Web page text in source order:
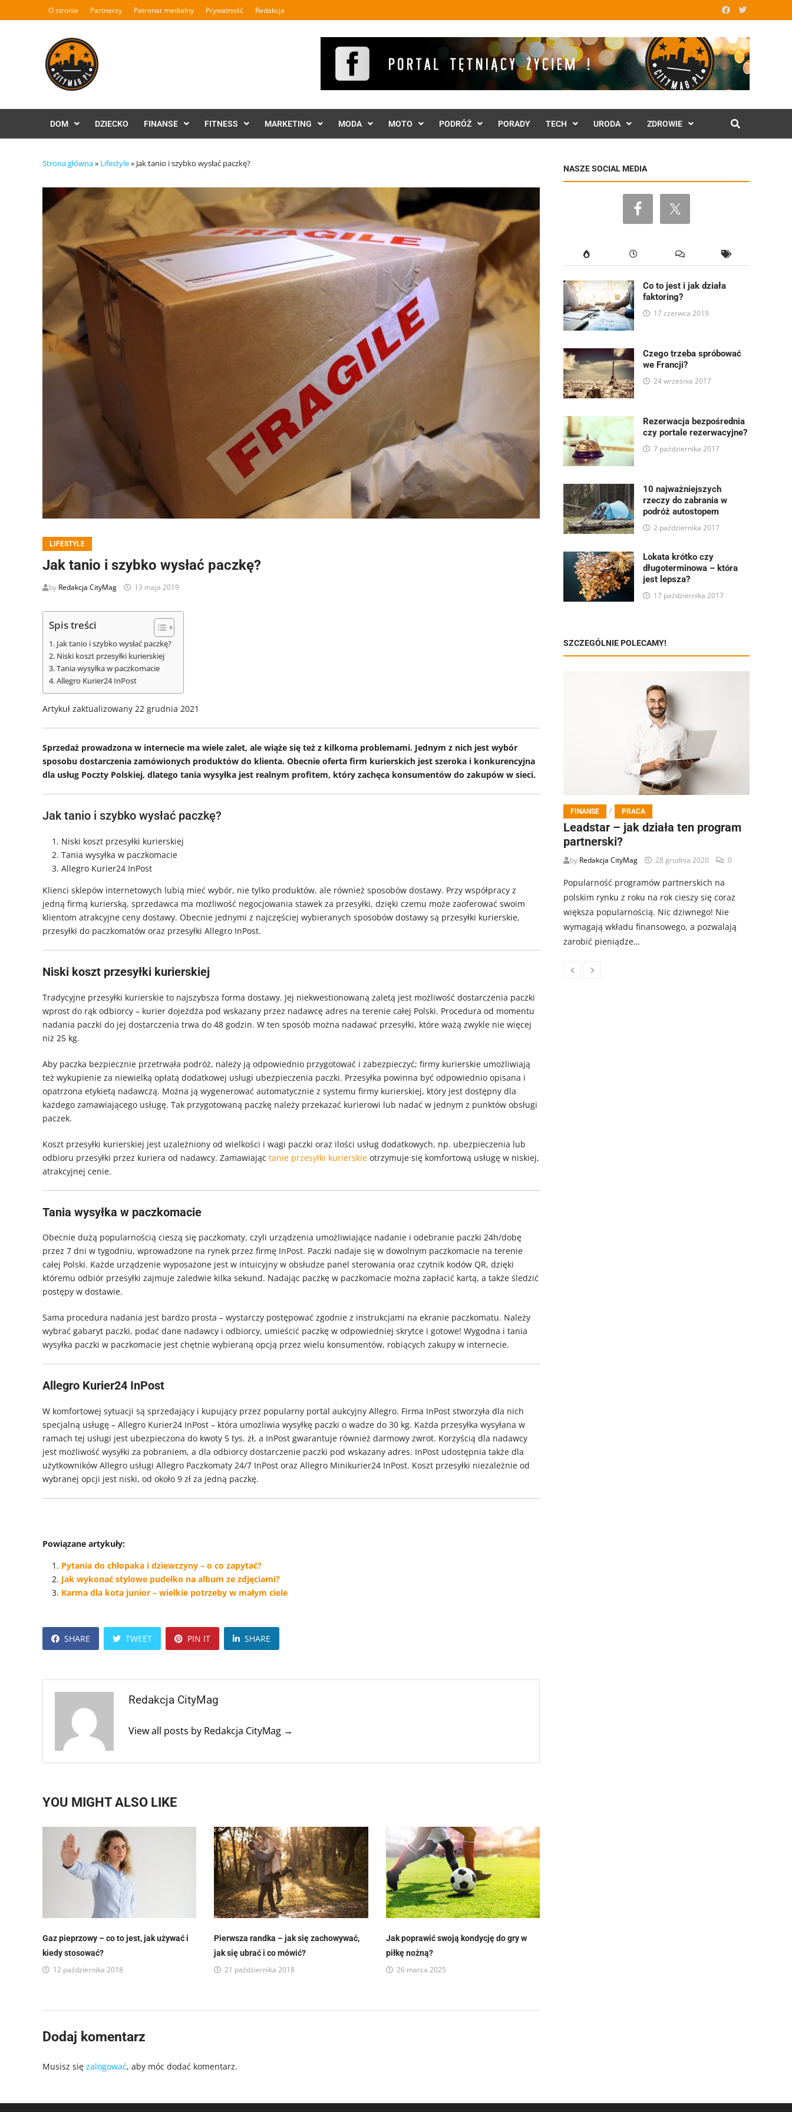
to
O stronie Partnerzy Patronat medialny Prywatność Redakcja
DOM DZIECKO FINANSE FITNESS MARKETING MODA MOTO PODRÓŻ PORADY TECH URODA ZDROWIE
Strona główna» Lifestyle» Jak tanio i szybko wysłać paczkę?
LIFESTYLE
Jak tanio i szybko wysłać paczkę?
by Redakcja CityMag 13 maja 2019
Spis treści
Jak tanio i szybko wysłać paczkę?
Niski koszt przesyłki kurierskiej
Tania wysyłka w paczkomacie
Allegro Kurier24 InPost
Artykuł zaktualizowany 22 grudnia 2021
Sprzedaż prowadzona w internecie ma wiele zalet, ale wiąże się też z kilkoma problemami. Jednym z nich jest wybór
sposobu dostarczenia zamówionych produktów do klienta. Obecnie oferta firm kurierskich jest szeroka i konkurencyjna
dla usług Poczty Polskiej, dlatego tania wysyłka jest realnym profitem, który zachęca konsumentów do zakupów w sieci.
Jak tanio i szybko wysłać paczkę?
Niski koszt przesyłki kurierskiej
Tania wysyłka w paczkomacie
Allegro Kurier24 InPost
Klienci sklepów internetowych lubią mieć wybór, nie tylko produktów, ale również sposobów dostawy. Przy współpracy z
jedną firmą kurierską, sprzedawca ma możliwość negocjowania stawek za przesyłki, dzięki czemu może zaoferować swoim
klientom atrakcyjne ceny dostawy. Obecnie jednymi z najczęściej wybieranych sposobów dostawy są przesyłki kurierskie,
przesyłki do paczkomatów oraz przesyłki Allegro InPost.
Niski koszt przesyłki kurierskiej
Tradycyjne przesyłki kurierskie to najszybsza forma dostawy. Jej niekwestionowaną zaletą jest możliwość dostarczenia paczki
wprost do rąk odbiorcy – kurier dojeżdża pod wskazany przez nadawcę adres na terenie całej Polski. Procedura od momentu
nadania paczki do jej dostarczenia trwa do 48 godzin. W ten sposób można nadawać przesyłki, które ważą zwykle nie więcej
niż 25 kg.
Aby paczka bezpiecznie przetrwała podróż, należy ją odpowiednio przygotować i zabezpieczyć; firmy kurierskie umożliwiają
też wykupienie za niewielką opłatą dodatkowej usługi ubezpieczenia paczki. Przesyłka powinna być odpowiednio opisana i
opatrzona etykietą nadawczą. Można ją wygenerować automatycznie z systemu firmy kurierskiej, który jest dostępny dla
każdego zamawiającego usługę. Tak przygotowaną paczkę należy przekazać kurierowi lub nadać w jednym z punktów obsługi
paczek.
Koszt przesyłki kurierskiej jest uzależniony od wielkości i wagi paczki oraz ilości usług dodatkowych, np. ubezpieczenia lub
odbioru przesyłki przez kuriera od nadawcy. Zamawiając tanie przesyłki kurierskie otrzymuje się komfortową usługę w niskiej,
atrakcyjnej cenie.
Tania wysyłka w paczkomacie
Obecnie dużą popularnością cieszą się paczkomaty, czyli urządzenia umożliwiające nadanie i odebranie paczki 24h/dobę
przez 7 dni w tygodniu, wprowadzone na rynek przez firmę InPost. Paczki nadaje się w dowolnym paczkomacie na terenie
całej Polski. Każde urządzenie wyposażone jest w intuicyjny w obsłudze panel sterowania oraz czytnik kodów QR, dzięki
któremu odbiór przesyłki zajmuje zaledwie kilka sekund. Nadając paczkę w paczkomacie można zapłacić kartą, a także śledzić
postępy w dostawie.
Sama procedura nadania jest bardzo prosta – wystarczy postępować zgodnie z instrukcjami na ekranie paczkomatu. Należy
wybrać gabaryt paczki, podać dane nadawcy i odbiorcy, umieścić paczkę w odpowiedniej skrytce i gotowe! Wygodna i tania
wysyłka paczki w paczkomacie jest chętnie wybieraną opcją przez wielu konsumentów, robiących zakupy w internecie.
Allegro Kurier24 InPost
W komfortowej sytuacji są sprzedający i kupujący przez popularny portal aukcyjny Allegro. Firma InPost stworzyła dla nich
specjalną usługę – Allegro Kurier24 InPost – która umożliwia wysyłkę paczki o wadze do 30 kg. Każda przesyłka wysyłana w
ramach tej usługi jest ubezpieczona do kwoty 5 tys. zł, a InPost gwarantuje również darmowy zwrot. Korzyścią dla nadawcy
jest możliwość wysyłki za pobraniem, a dla odbiorcy dostarczenie paczki pod wskazany adres. InPost udostępnia także dla
użytkowników Allegro usługi Allegro Paczkomaty 24/7 InPost oraz Allegro Minikurier24 InPost. Koszt przesyłki niezależnie od
wybranej opcji jest niski, od około 9 zł za jedną paczkę.
Powiązane artykuły:
Pytania do chłopaka i dziewczyny – o co zapytać?
Jak wykonać stylowe pudełko na album ze zdjęciami?
Karma dla kota junior – wielkie potrzeby w małym ciele
SHARE TWEET PIN IT SHARE
Redakcja CityMag
View all posts by Redakcja CityMag →
YOU MIGHT ALSO LIKE
Gaz pieprzowy – co to jest, jak używać i
kiedy stosować?
12 października 2018
Pierwsza randka – jak się zachowywać,
jak się ubrać i co mówić?
21 października 2018
Jak poprawić swoją kondycję do gry w
piłkę nożną?
26 marca 2025
Dodaj komentarz
Musisz się zalogować, aby móc dodać komentarz.
NASZE SOCIAL MEDIA
Co to jest i jak działa
faktoring?
17 czerwca 2019
Czego trzeba spróbować
we Francji?
24 września 2017
Rezerwacja bezpośrednia
czy portale rezerwacyjne?
7 października 2017
10 najważniejszych
rzeczy do zabrania w
podróż autostopem
2 października 2017
Lokata krótko czy
długoterminowa – która
jest lepsza?
17 października 2017
SZCZEGÓLNIE POLECAMY!
FINANSE / PRACA
Leadstar – jak działa ten program
partnerski?
by Redakcja CityMag 28 grudnia 2020 0
Popularność programów partnerskich na
polskim rynku z roku na rok cieszy się coraz
większa popularnością. Nic dziwnego! Nie
wymagają wkładu finansowego, a pozwalają
zarobić pieniądze…